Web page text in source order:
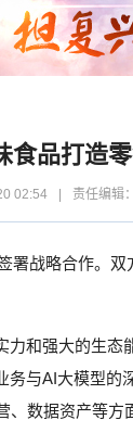
食品打造
02:54 责任编辑
署战略合作。
和强大的生
与AI大模型
数据资产等